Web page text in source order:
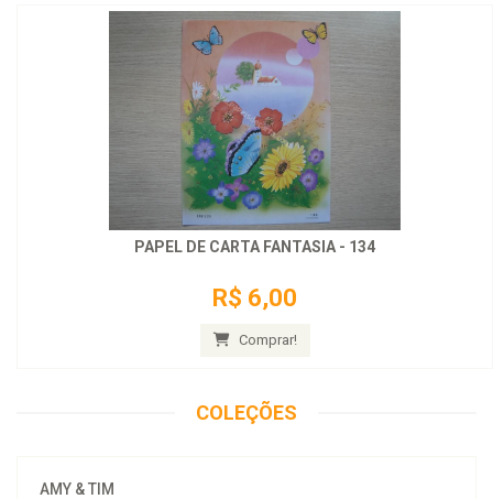
PAPEL DE CARTA FANTASIA - 134
R$ 6,00
Comprar!
COLEÇÕES
AMY & TIM